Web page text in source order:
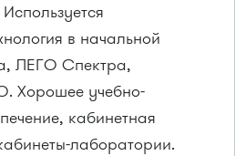
в начальной
ЛЕГО Спектра,
Хорошее учебно-
кабинетная
лаборатории.